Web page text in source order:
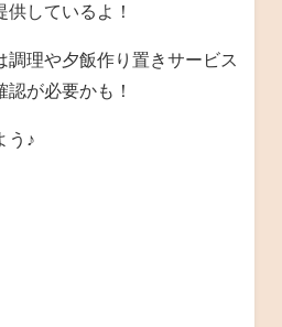
供しているよ！
調理や夕飯作り置きサービス
が必要かも！
う♪